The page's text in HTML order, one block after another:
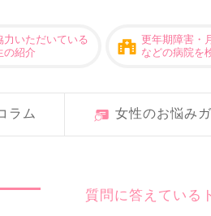
力いただいている
の紹介
更年期障害・
などの病院を
ラム 女性のお悩み
質問に答えている